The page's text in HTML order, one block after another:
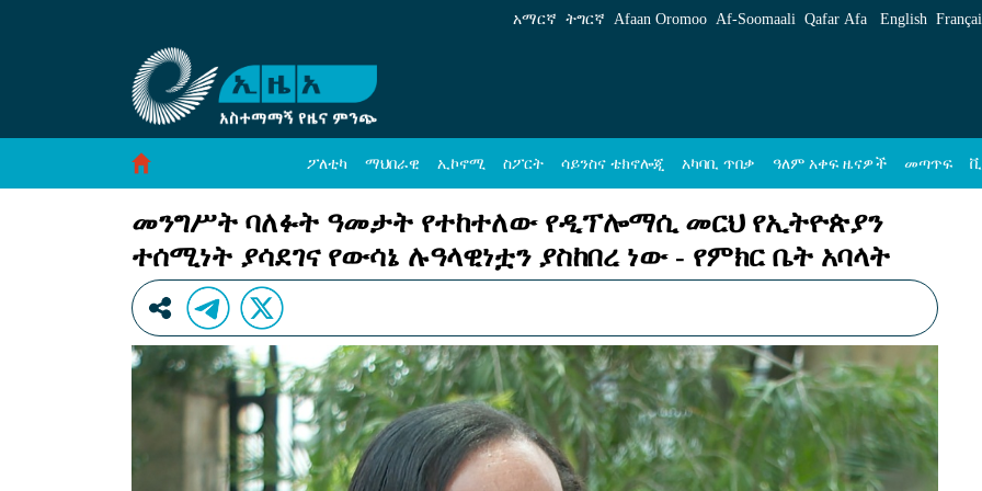
መንግሥት ባለፉት ዓመታት የተከተለው የዲፕሎማሲ መርህ የኢትዮጵያን ተሰሚነት ያሳደገና የውሳኔ ሉዓላዊነቷን
አማርኛ ትግርኛ Afaan Oromoo Af‑Soomaali Qafar Afa English
ፖለቲካ ማህበራዊ ኢኮኖሚ ስፖርት ሳይንስና ቴክኖሎጂ አካባቢ ጥበቃ ዓለም አቀፍ ዜናዎች መጣጥፍ
መንግሥት ባለፉት ዓመታት የተከተለው የዲፕሎማሲ መርህ የኢትዮጵያን
ተሰሚነት ያሳደገና የውሳኔ ሉዓላዊነቷን ያስከበረ ነው - የምክር ቤት አባላት